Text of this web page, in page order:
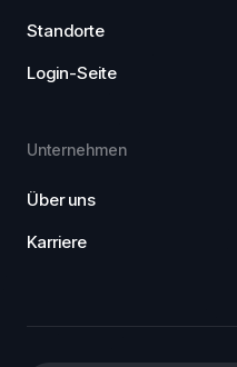
Standorte
Login-Seite
Unternehmen
Über uns
Karriere